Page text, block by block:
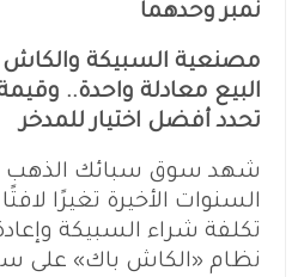
نمبر وحدهما
مصنعية السبيكة والكاش
البيع معادلة واحدة..
تحدد أفضل اختيار للمدخر
شهد سوق سبائك الذهب
السنوات الأخيرة تغيرًا
تكلفة شراء السبيكة
نظام «الكاش باك» على